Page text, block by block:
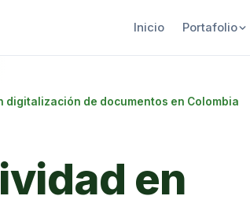
Inicio Portafolio
digitalización de documentos en Colombia
en